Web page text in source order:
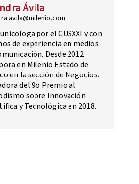
Ávila
por el CUSXXI y con
de experiencia en medios
Desde 2012
en Milenio Estado de
en la sección de Negocios.
del 9o Premio al
sobre Innovación
y Tecnológica en 2018.